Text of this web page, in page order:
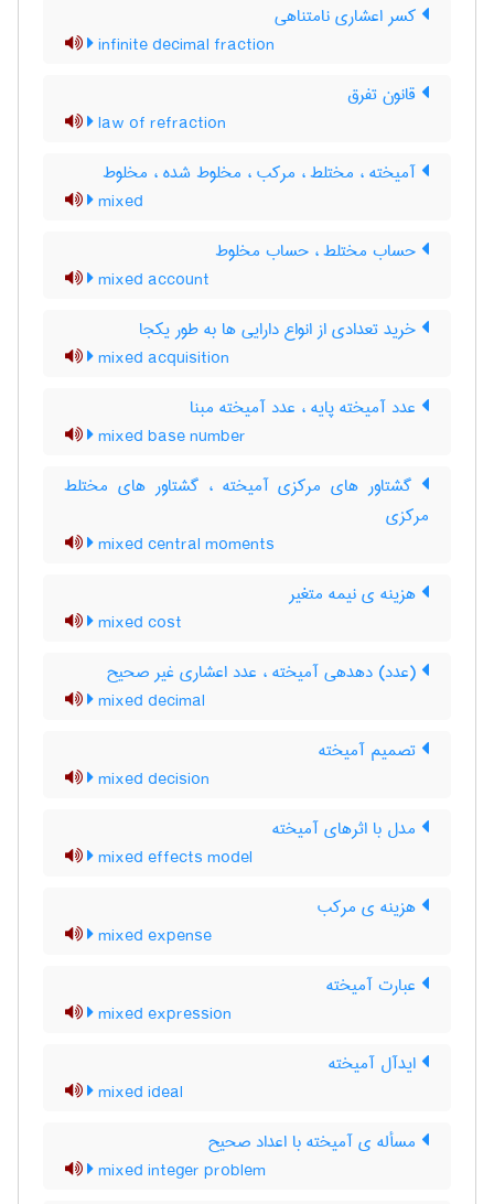
کسر اعشاری نامتناهی
infinite decimal fraction
قانون تفرق
law of refraction
آمیخته ، مختلط ، مرکب ، مخلوط شده ، مخلوط
mixed
حساب مختلط ، حساب مخلوط
mixed account
خرید تعدادی از انواع دارایی ها به طور یکجا
mixed acquisition
عدد آمیخته پایه ، عدد آمیخته مبنا
mixed base number
گشتاور های مرکزی آمیخته ، گشتاور های مختلط
مرکزی
mixed central moments
هزینه ی نیمه متغیر
mixed cost
(عدد) دهدهی آمیخته ، عدد اعشاری غیر صحیح
mixed decimal
تصمیم آمیخته
mixed decision
مدل با اثرهای آمیخته
mixed effects model
هزینه ی مرکب
mixed expense
عبارت آمیخته
mixed expression
ایدآل آمیخته
mixed ideal
مسأله ی آمیخته با اعداد صحیح
mixed integer problem